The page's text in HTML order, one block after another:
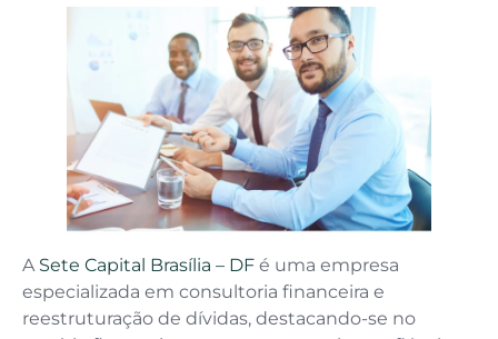
A Sete Capital Brasília – DF é uma empresa
especializada em consultoria financeira e
reestruturação de dívidas, destacando-se no